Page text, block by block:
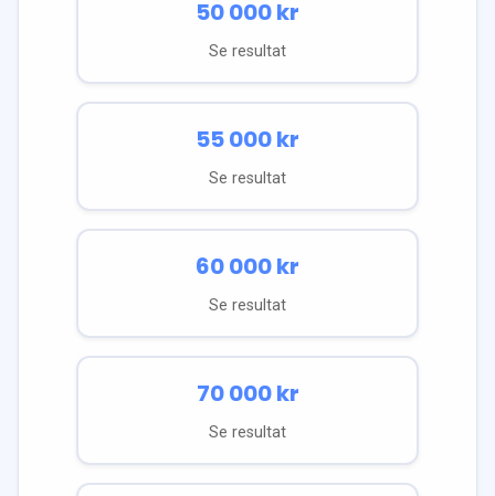
50 000kr
Se resultat
55 000kr
Se resultat
60 000kr
Se resultat
70 000kr
Se resultat